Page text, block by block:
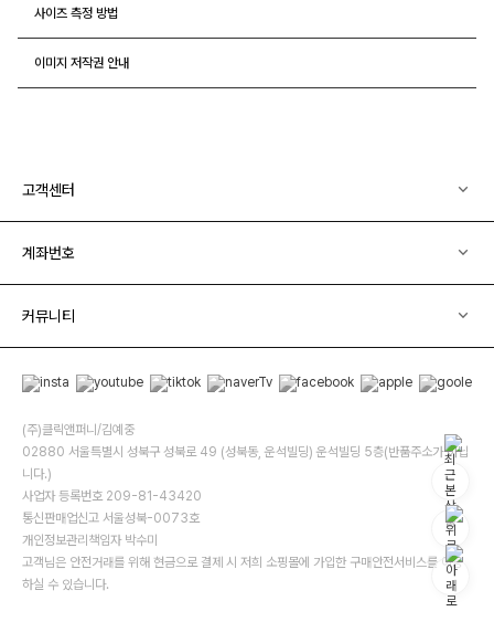
사이즈 측정 방법
이미지 저작권 안내
고객센터
계좌번호
커뮤니티
(주)클릭앤퍼니/김예중
02880 서울특별시 성북구 성북로 49 (성북동, 운석빌딩) 운석빌딩 5층(반품주소가 아닙
니다.)
사업자 등록번호 209-81-43420
통신판매업신고 서울성북-0073호
개인정보관리책임자 박수미
고객님은 안전거래를 위해 현금으로 결제 시 저희 소핑몰에 가입한 구매안전서비스를 이용
하실 수 있습니다.